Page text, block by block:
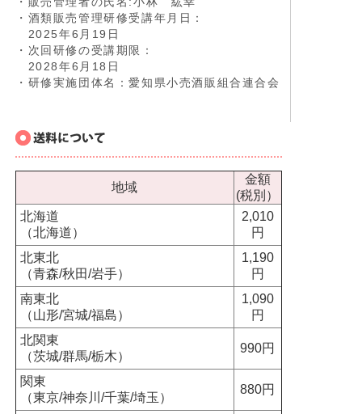
・酒類販売管理研修受講年月日：
2025年6月19日
・次回研修の受講期限：
2028年6月18日
・研修実施団体名：愛知県小売酒販組合連合会
地域
金額
(税別）
北海道
（北海道）
2,010
円
北東北
（青森/秋田/岩手）
1,190
円
南東北
（山形/宮城/福島）
1,090
円
北関東
（茨城/群馬/栃木）
990円
関東
（東京/神奈川/千葉/埼玉）
880円